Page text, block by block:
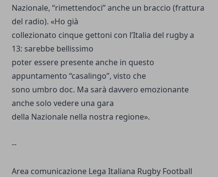
Nazionale, “rimettendoci” anche un braccio (frattura
del radio). «Ho già
collezionato cinque gettoni con l’Italia del rugby a
13: sarebbe bellissimo
poter essere presente anche in questo
appuntamento “casalingo”, visto che
sono umbro doc. Ma sarà davvero emozionante
anche solo vedere una gara
della Nazionale nella nostra regione».
--
Area comunicazione Lega Italiana Rugby Football